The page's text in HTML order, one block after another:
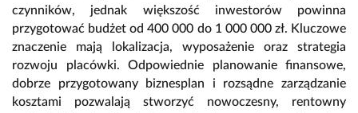
czynników, jednak większość inwestorów powinna
przygotować budżet od 400 000 do 1 000 000 zł. Kluczowe
znaczenie mają lokalizacja, wyposażenie oraz strategia
rozwoju placówki. Odpowiednie planowanie finansowe,
dobrze przygotowany biznesplan i rozsądne zarządzanie
kosztami pozwalają stworzyć nowoczesny, rentowny